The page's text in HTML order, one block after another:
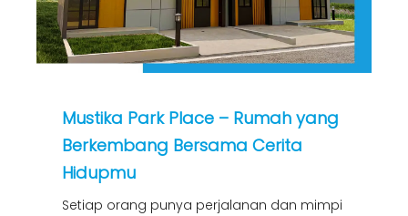
Mustika Park Place – Rumah yang
Berkembang Bersama Cerita
Hidupmu
Setiap orang punya perjalanan dan mimpi